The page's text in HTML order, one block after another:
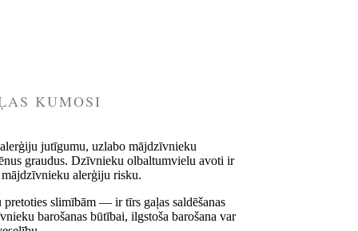
KUMOSI
jutīgumu, uzlabo mājdzīvnieku
graudus. Dzīvnieku olbaltumvielu avoti ir
alerģiju risku.
slimībām — ir tīrs gaļas saldēšanas
barošanas būtībai, ilgstoša barošana var